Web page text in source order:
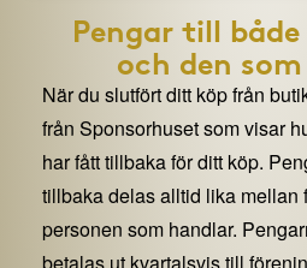
Pengar till
och den
När du slutfört ditt köp från
från Sponsorhuset som visar
har fått tillbaka för ditt köp.
tillbaka delas alltid lika mellan
personen som handlar.